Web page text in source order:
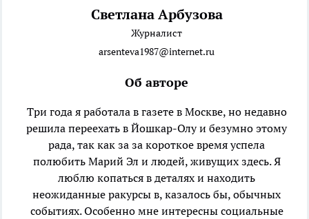
Светлана Арбузова
Журналист
arsenteva1987@internet.ru
Об авторе
Три года я работала в газете в Москве, но недавно
решила переехать в Йошкар-Олу и безумно этому
рада, так как за за короткое время успела
полюбить Марий Эл и людей, живущих здесь. Я
люблю копаться в деталях и находить
неожиданные ракурсы в, казалось бы, обычных
событиях. Особенно мне интересны социальные